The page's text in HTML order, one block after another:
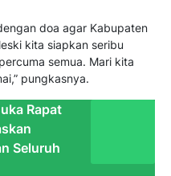
doa agar Kabupaten
kita siapkan seribu
semua. Mari kita
pungkasnya.
Rapat
Seluruh